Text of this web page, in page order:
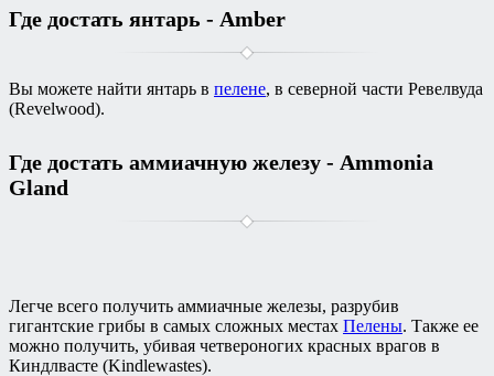
Где достать янтарь - Amber
Вы можете найти янтарь в пелене, в северной части Ревелвуда
(Revelwood).
Где достать аммиачную железу - Ammonia
Gland
Легче всего получить аммиачные железы, разрубив
гигантские грибы в самых сложных местах Пелены. Также ее
можно получить, убивая четвероногих красных врагов в
Киндлвасте (Kindlewastes).